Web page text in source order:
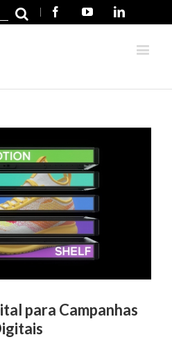
|
FacebookYoutube
para Campanhas